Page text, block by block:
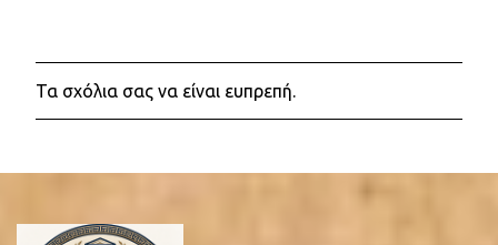
Δ
η
σ
Τα σχόλια σας να είναι ευπρεπή.